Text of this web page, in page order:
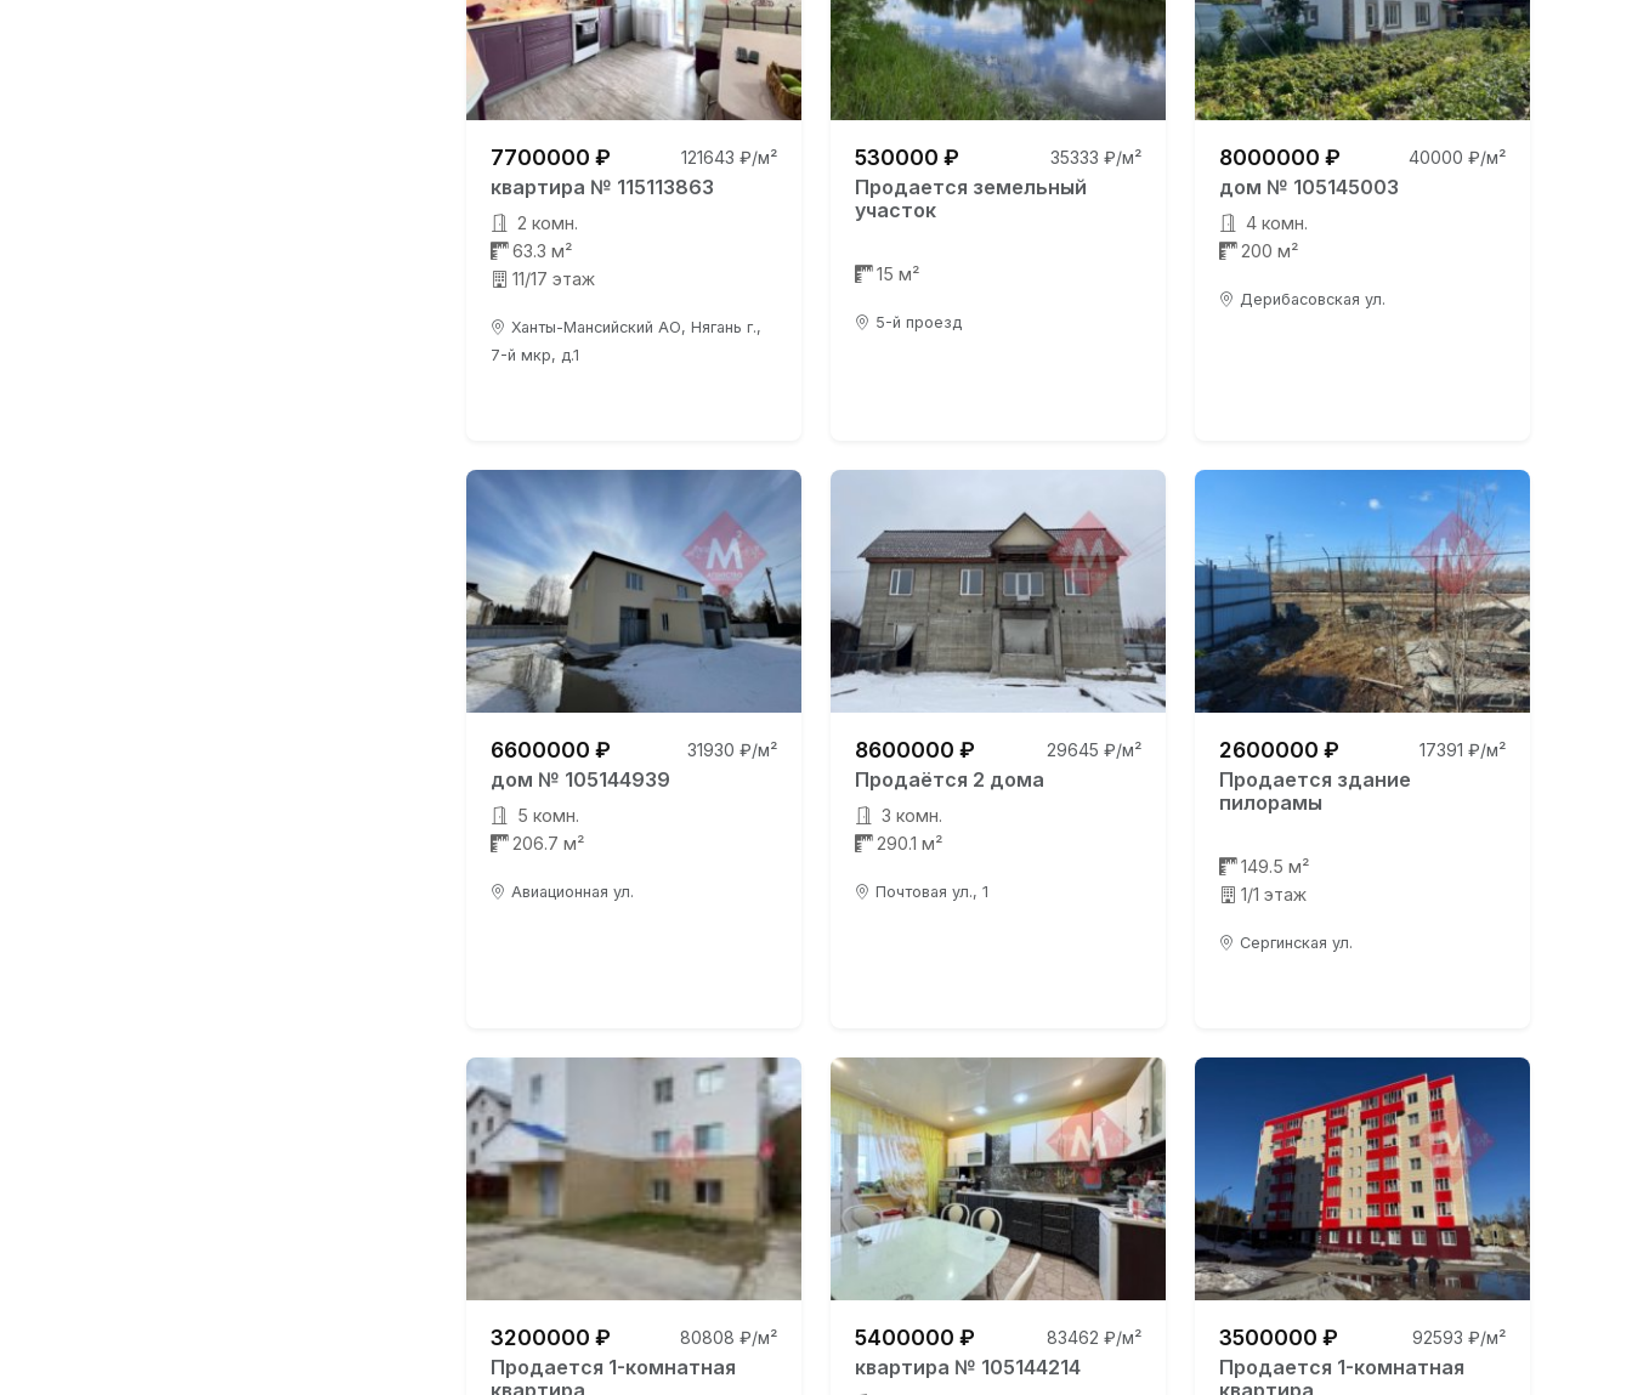
7700000 ₽ 121643 ₽/м²
квартира № 115113863
2 комн.
63.3 м²
11/17 этаж
Ханты-Мансийский АО, Нягань г.,
7-й мкр, д.1
530000 ₽ 35333 ₽/м²
Продается земельный
участок
15 м²
5-й проезд
8000000 ₽ 40000 ₽/м²
дом № 105145003
4 комн.
200 м²
Дерибасовская ул.
6600000 ₽ 31930 ₽/м²
дом № 105144939
5 комн.
206.7 м²
Авиационная ул.
8600000 ₽ 29645 ₽/м²
Продаётся 2 дома
3 комн.
290.1 м²
Почтовая ул., 1
2600000 ₽ 17391 ₽/м²
Продается здание
пилорамы
149.5 м²
1/1 этаж
Сергинская ул.
3200000 ₽ 80808 ₽/м²
Продается 1-комнатная
квартира
5400000 ₽ 83462 ₽/м²
квартира № 105144214
3500000 ₽ 92593 ₽/м²
Продается 1-комнатная
квартира